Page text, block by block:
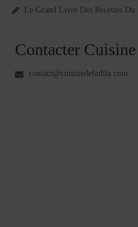
Le Grand Livre Des Recettes
Contacter
contact@cuisinedefadila.com